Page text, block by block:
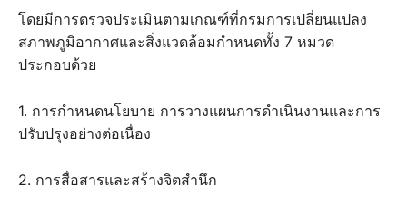
โดยมีการตรวจประเมินตามเกณฑ์ที่กรมการเปลี่ยนแปลง
สภาพภูมิอากาศและสิ่งแวดล้อมกำหนดทั้ง 7 หมวด
ประกอบด้วย
1. การกำหนดนโยบาย การวางแผนการดำเนินงานและการ
ปรับปรุงอย่างต่อเนื่อง
2. การสื่อสารและสร้างจิตสำนึก